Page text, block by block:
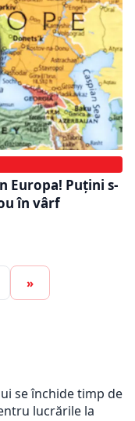
Europa! Puțini s-
în vârf
»
se închide timp de
lucrările la